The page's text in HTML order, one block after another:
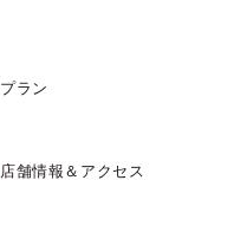
プラン
店舗情報＆アクセス